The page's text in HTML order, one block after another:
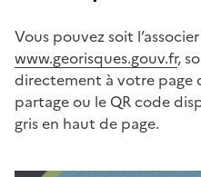
Vous pouvez soit l’associer
www.georisques.gouv.fr,
directement à votre page
partage ou le QR code
gris en haut de page.